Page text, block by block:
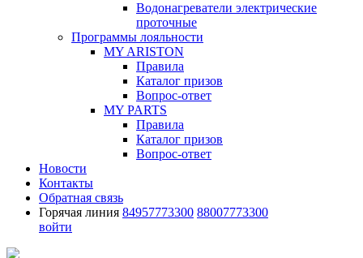
Водонагреватели электрические
проточные
Программы лояльности
MY ARISTON
Правила
Каталог призов
Вопрос-ответ
MY PARTS
Правила
Каталог призов
Вопрос-ответ
Новости
Контакты
Обратная связь
Горячая линия 84957773300 88007773300
войти